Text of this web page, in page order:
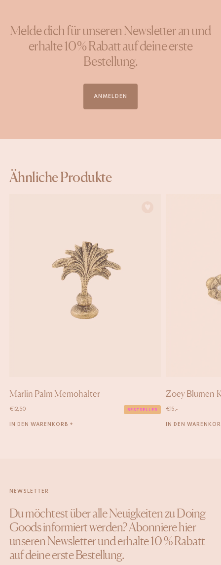
Melde dich für unseren Newsletter an und
erhalte 10 % Rabatt auf deine erste
Bestellung.
ANMELDEN
Ähnliche Produkte
Marlin Palm Memohalter
€ 12,50 BESTSELLER
IN DEN WARENKORB +
Zoey Blumen
€ 15,-
IN DEN
NEWSLETTER
Du möchtest über alle Neuigkeiten zu Doing
Goods informiert werden? Abonniere hier
unseren Newsletter und erhalte 10 % Rabatt
auf deine erste Bestellung.